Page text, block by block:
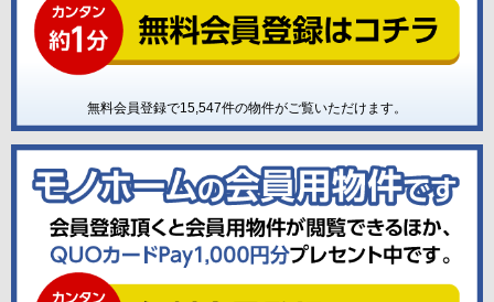
無料会員登録で15,547件の物件がご覧いただけます。